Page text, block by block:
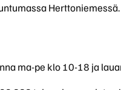
ma-pe klo 10-18 ja